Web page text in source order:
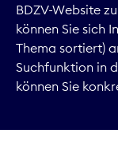
BDZV-Website
können Sie sich
Thema sortiert)
Suchfunktion in
können Sie